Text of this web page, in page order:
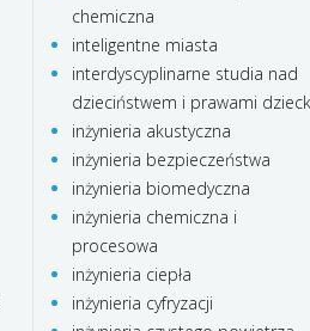
chemiczna
inteligentne miasta
interdyscyplinarne studia nad
dzieciństwem i prawami
inżynieria akustyczna
inżynieria bezpieczeństwa
inżynieria biomedyczna
inżynieria chemiczna i
procesowa
inżynieria ciepła
inżynieria cyfryzacji